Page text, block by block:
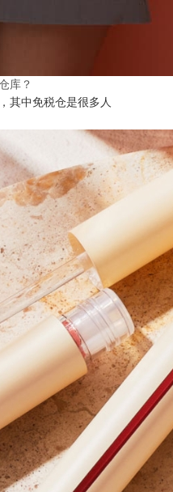
库？
其中免税仓是很多人